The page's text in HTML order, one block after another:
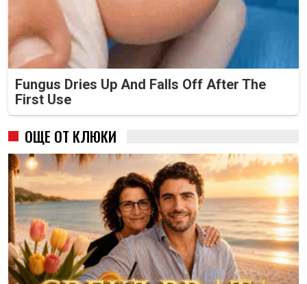
Fungus Dries Up And Falls Off After The
First Use
ОЩЕ ОТ КЛЮКИ